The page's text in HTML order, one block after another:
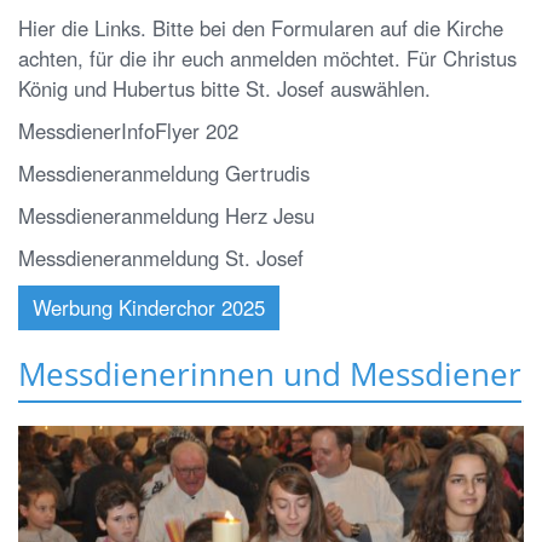
Hier die Links. Bitte bei den Formularen auf die Kirche
achten, für die ihr euch anmelden möchtet. Für Christus
König und Hubertus bitte St. Josef auswählen.
MessdienerInfoFlyer 202
Messdieneranmeldung Gertrudis
Messdieneranmeldung Herz Jesu
Messdieneranmeldung St. Josef
Werbung Kinderchor 2025
Messdienerinnen und Messdiener